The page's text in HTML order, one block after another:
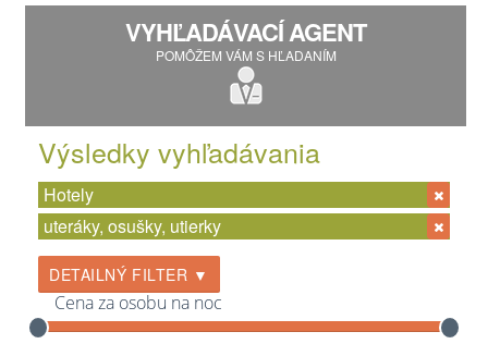
VYHĽADÁVACÍ AGENT
POMÔŽEM VÁM S HĽADANÍM
Výsledky vyhľadávania
Hotely
uteráky, osušky, utierky
DETAILNÝ FILTER ▼
Cena za osobu na noc